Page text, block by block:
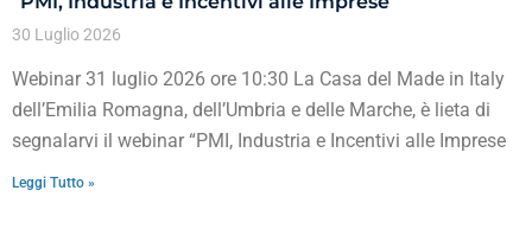
30 Luglio 2026
Webinar 31 luglio 2026 ore 10:30 La Casa del Made in Italy
dell’Emilia Romagna, dell’Umbria e delle Marche, è lieta di
segnalarvi il webinar “PMI, Industria e Incentivi alle Imprese
Leggi Tutto »